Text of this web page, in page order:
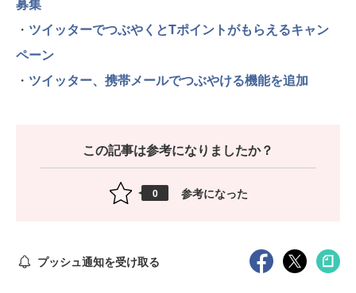
・ ツイッターでつぶやくとTポイントがもらえるキャン
ペーン
・ ツイッター、携帯メールでつぶやける機能を追加
この記事は参考になりましたか？
0 参考になった
プッシュ通知を受け取る